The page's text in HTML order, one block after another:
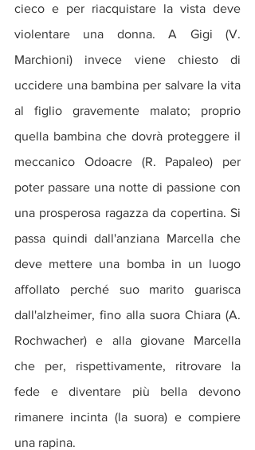
cieco e per riacquistare la vista deve
violentare una donna. A Gigi (V.
Marchioni) invece viene chiesto di
uccidere una bambina per salvare la vita
al figlio gravemente malato; proprio
quella bambina che dovrà proteggere il
meccanico Odoacre (R. Papaleo) per
poter passare una notte di passione con
una prosperosa ragazza da copertina. Si
passa quindi dall'anziana Marcella che
deve mettere una bomba in un luogo
affollato perché suo marito guarisca
dall'alzheimer, fino alla suora Chiara (A.
Rochwacher) e alla giovane Marcella
che per, rispettivamente, ritrovare la
fede e diventare più bella devono
rimanere incinta (la suora) e compiere
una rapina.